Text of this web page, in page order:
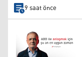
9 saat önce